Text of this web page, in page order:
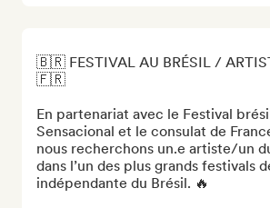
🇧🇷 FESTIVAL AU BRÉSIL /
🇫🇷
En partenariat avec le Festival
Sensacional et le consulat de
nous recherchons un.e artiste/un
dans l’un des plus grands festivals
indépendante du Brésil. 🔥